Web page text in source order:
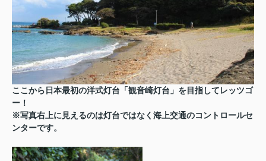
ここから日本最初の洋式灯台「観音崎灯台」を目指してレッツゴ
ー！
※写真右上に見えるのは灯台ではなく海上交通のコントロールセ
ンターです。